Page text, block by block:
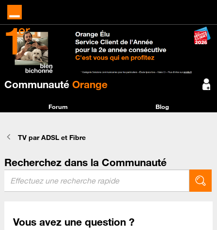
Communauté Orange
Forum Blog
TV par ADSL et Fibre
Recherchez dans la Communauté
Vous avez une question ?